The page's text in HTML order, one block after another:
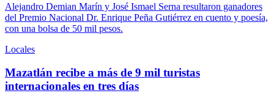
Alejandro Demian Marín y José Ismael Serna resultaron ganadores
del Premio Nacional Dr. Enrique Peña Gutiérrez en cuento y poesía,
con una bolsa de 50 mil pesos.
Locales
Mazatlán recibe a más de 9 mil turistas
internacionales en tres días